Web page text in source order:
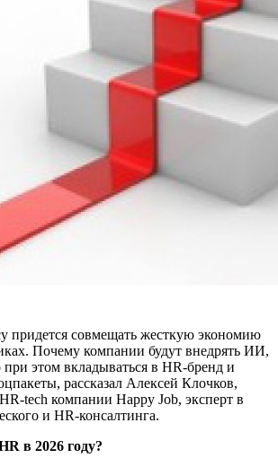
придется совмещать жесткую экономию
Почему компании будут внедрять ИИ,
этом вкладываться в HR-бренд и
рассказал Алексей Клочков,
tech компании Happy Job, эксперт в
и HR-консалтинга.
в 2026 году?